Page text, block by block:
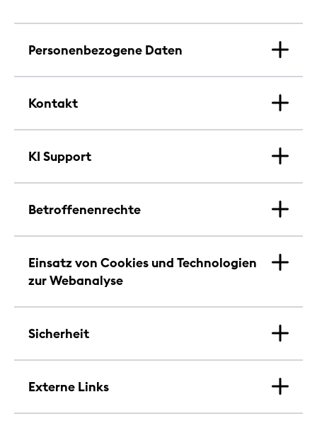
Personenbezogene Daten
Kontakt
KI Support
Betroffenenrechte
Einsatz von Cookies und Technologien
zur Webanalyse
Sicherheit
Externe Links